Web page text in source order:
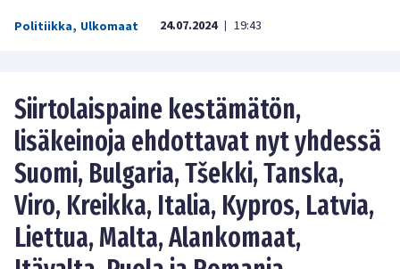
Politiikka, Ulkomaat 24.07.2024 | 19:43
Siirtolaispaine kestämätön,
lisäkeinoja ehdottavat nyt yhdessä
Suomi, Bulgaria, Tšekki, Tanska,
Viro, Kreikka, Italia, Kypros, Latvia,
Liettua, Malta, Alankomaat,